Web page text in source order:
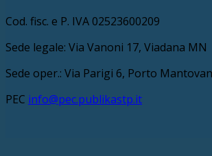
Cod. fisc. e P. IVA 02523600209
Sede legale: Via Vanoni 17, Viadana MN
Sede oper.: Via Parigi 6, Porto
PEC info@pec.publikastp.it